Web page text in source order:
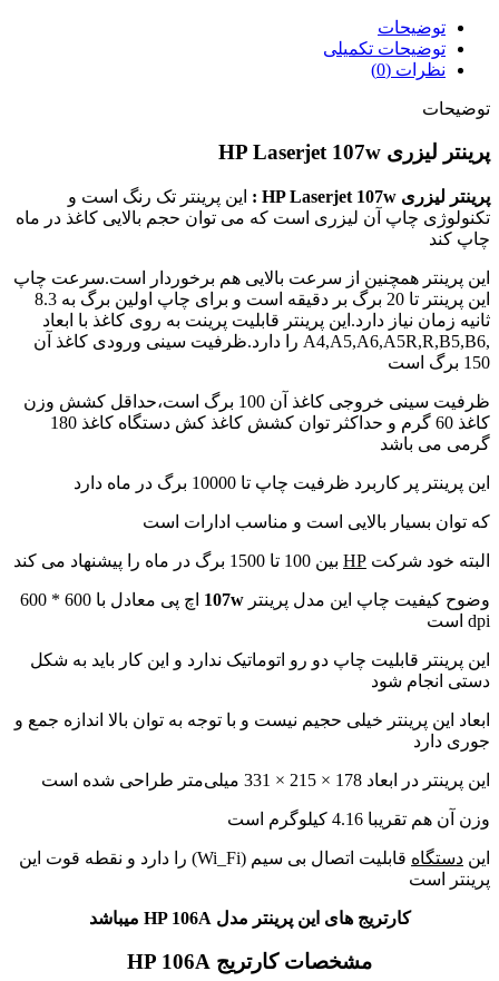
توضیحات
توضیحات تکمیلی
نظرات (0)
توضیحات
پرینتر لیزری HP Laserjet 107w
پرینتر لیزری HP Laserjet 107w :
این پرینتر تک رنگ است و
تکنولوژی چاپ آن لیزری است که می توان حجم بالایی کاغذ در ماه
چاپ کند
این پرینتر همچنین از سرعت بالایی هم برخوردار است.سرعت چاپ
این پرینتر تا 20 برگ بر دقیقه است و برای چاپ اولین برگ به 8.3
ثانیه زمان نیاز دارد.این پرینتر قابلیت پرینت به روی کاغذ با ابعاد
,A4,A5,A6,A5R,R,B5,B6 را دارد.ظرفیت سینی ورودی کاغذ آن
150 برگ است
ظرفیت سینی خروجی کاغذ آن 100 برگ است،حداقل کشش وزن
کاغذ 60 گرم و حداکثر توان کشش کاغذ کش دستگاه کاغذ 180
گرمی می باشد
این پرینتر پر کاربرد ظرفیت چاپ تا 10000 برگ در ماه دارد
که توان بسیار بالایی است و مناسب ادارات است
البته خود شرکت HP بین 100 تا 1500 برگ در ماه را پیشنهاد می کند
وضوح کیفیت چاپ این مدل پرینتر 107w
اچ پی معادل با 600 * 600
dpi است
این پرینتر قابلیت چاپ دو رو اتوماتیک ندارد و این کار باید به شکل
دستی انجام شود
ابعاد این پرینتر خیلی حجیم نیست و با توجه به توان بالا اندازه جمع و
جوری دارد
این پرینتر در ابعاد 178 × 215 × 331 میلی‌متر طراحی شده است
وزن آن هم تقریبا 4.16 کیلوگرم است
این دستگاه
قابلیت اتصال بی سیم (Wi_Fi) را دارد و نقطه قوت این
پرینتر است
کارتریج های این پرینتر مدل HP 106A میباشد
مشخصات کارتریج HP 106A